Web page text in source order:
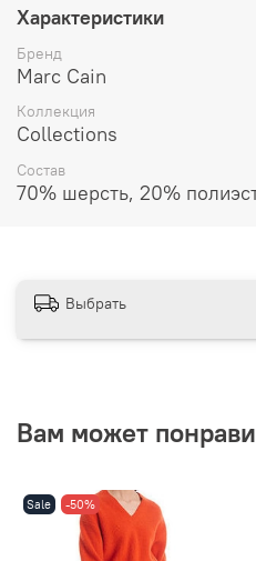
Характеристики
Бренд
Marc Cain
Коллекция
Collections
Состав
70% шерсть, 20%
Выбрать
Вам может
Sale -50%